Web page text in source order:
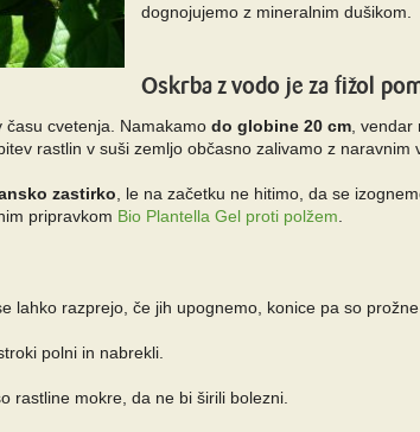
dognojujemo z mineralnim dušikom.
Oskrba z vodo je za fižol
cvetenja. Namakamo do globine 20 cm ,
rastlin v suši zemljo občasno zalivamo z naravnim
zastirko , le na začetku ne hitimo, da se
pripravkom Bio Plantella Gel proti polžem
lahko razprejo, če jih upognemo, konice pa so
polni in nabrekli.
rastline mokre, da ne bi širili bolezni.